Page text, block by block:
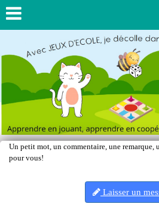
Un petit mot, un commentaire, une remarque,
pour vous!
Laisser un